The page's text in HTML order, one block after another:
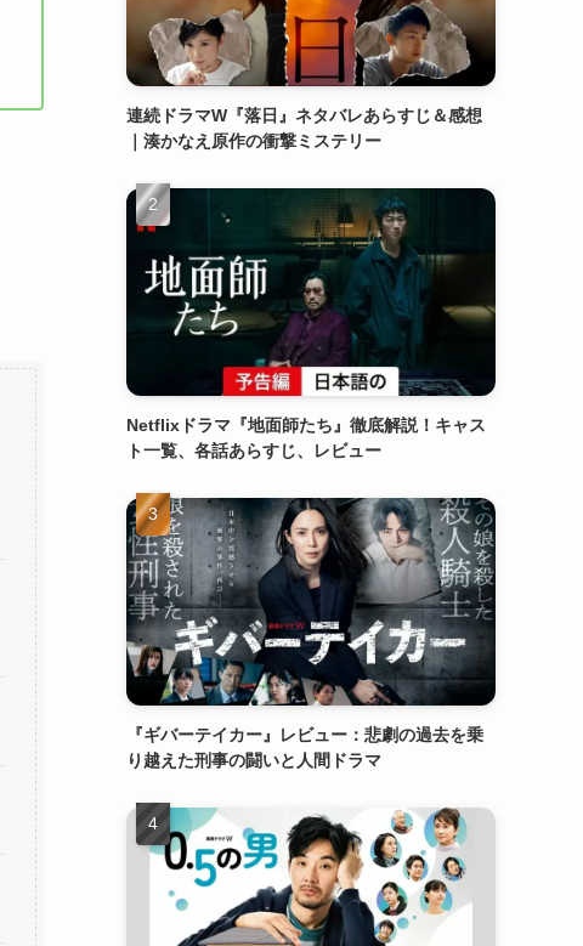
連続ドラマW『落日』ネタバレあらすじ＆感想
｜湊かなえ原作の衝撃ミステリー
Netflixドラマ『地面師たち』徹底解説！キャス
ト一覧、各話あらすじ、レビュー
『ギバーテイカー』レビュー：悲劇の過去を乗
り越えた刑事の闘いと人間ドラマ